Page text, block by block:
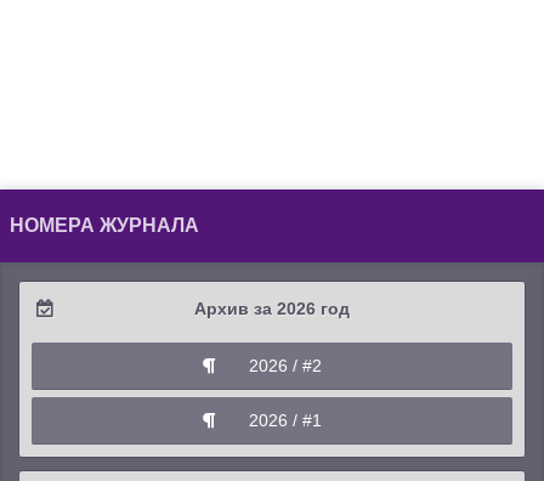
НОМЕРА ЖУРНАЛА
Архив за 2026 год
2026 / #2
2026 / #1